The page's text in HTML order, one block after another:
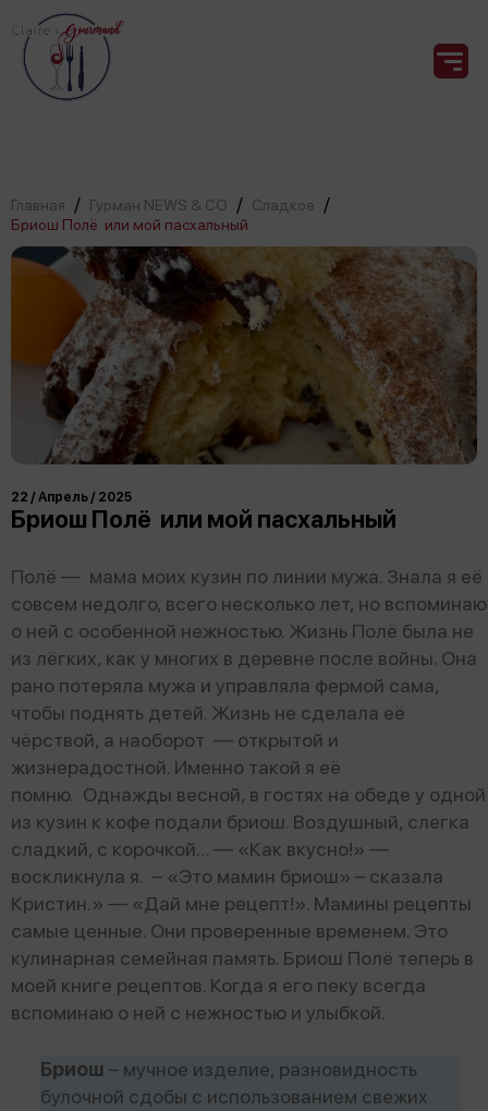
Главная / Гурман NEWS & CO / Сладкое /
Бриош Полё или мой пасхальный
Бриош Полё или мой пасхальный
22 / Апрель / 2025
Полё — мама моих кузин по линии мужа. Знала я её
совсем недолго, всего несколько лет, но вспоминаю
о ней с особенной нежностью. Жизнь Полё была не
из лёгких, как у многих в деревне после войны. Она
рано потеряла мужа и управляла фермой сама,
чтобы поднять детей. Жизнь не сделала её
чёрствой, а наоборот — открытой и
жизнерадостной. Именно такой я её
помню. Однажды весной, в гостях на обеде у одной
из кузин к кофе подали бриош. Воздушный, слегка
сладкий, с корочкой… — «Как вкусно!» —
воскликнула я. – «Это мамин бриош» – сказала
Кристин.» — «Дай мне рецепт!». Мамины рецепты
самые ценные. Они проверенные временем. Это
кулинарная семейная память. Бриош Полё теперь в
моей книге рецептов. Когда я его пеку всегда
вспоминаю о ней с нежностью и улыбкой.
Бриош – мучное изделие, разновидность
булочной сдобы с использованием свежих